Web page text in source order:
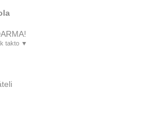
takto ▼